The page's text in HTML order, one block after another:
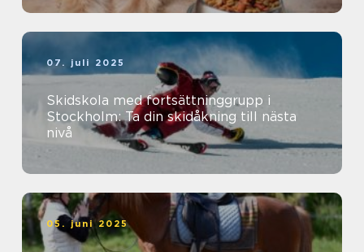
07. juli 2025
Skidskola med fortsättninggrupp i
Stockholm: Ta din skidåkning till nästa
nivå
05. juni 2025